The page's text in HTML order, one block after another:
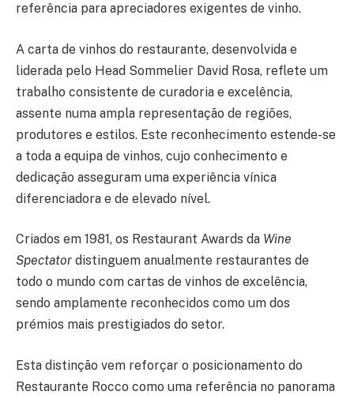
referência para apreciadores exigentes de vinho.
A carta de vinhos do restaurante, desenvolvida e
liderada pelo Head Sommelier David Rosa, reflete um
trabalho consistente de curadoria e excelência,
assente numa ampla representação de regiões,
produtores e estilos. Este reconhecimento estende-se
a toda a equipa de vinhos, cujo conhecimento e
dedicação asseguram uma experiência vínica
diferenciadora e de elevado nível.
Criados em 1981, os Restaurant Awards da Wine
Spectator distinguem anualmente restaurantes de
todo o mundo com cartas de vinhos de excelência,
sendo amplamente reconhecidos como um dos
prémios mais prestigiados do setor.
Esta distinção vem reforçar o posicionamento do
Restaurante Rocco como uma referência no panorama